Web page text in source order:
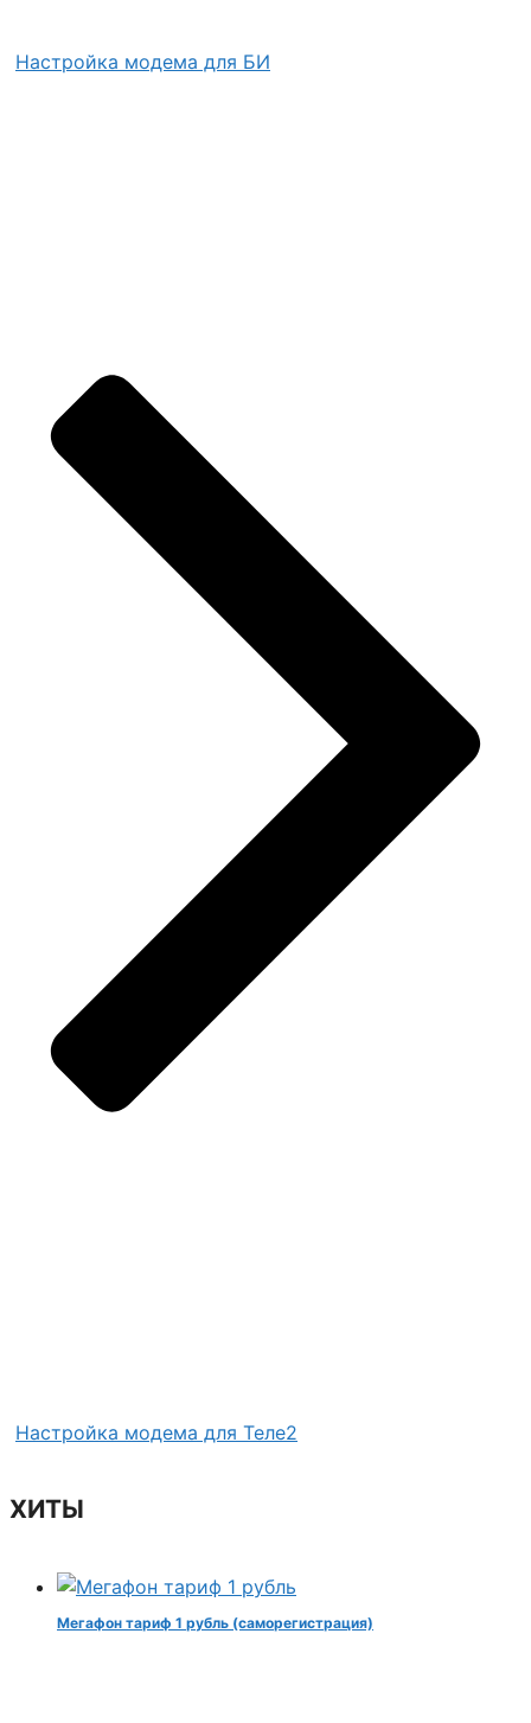
Настройка модема для БИ
Настройка модема для Теле2
ХИТЫ
Мегафон тариф 1 рубль (саморегистрация)